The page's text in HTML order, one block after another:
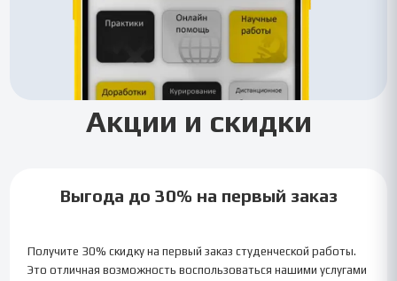
Акции и скидки
Выгода до 30% на первый заказ
Получите 30% скидку на первый заказ студенческой работы.
Это отличная возможность воспользоваться нашими услугами